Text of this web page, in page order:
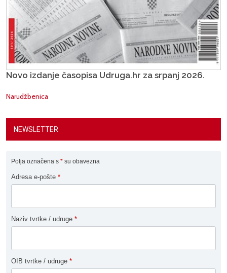
Novo izdanje časopisa Udruga.hr za srpanj 2026.
Narudžbenica
NEWSLETTER
Polja označena s * su obavezna
Adresa e-pošte *
Naziv tvrtke / udruge *
OIB tvrtke / udruge *